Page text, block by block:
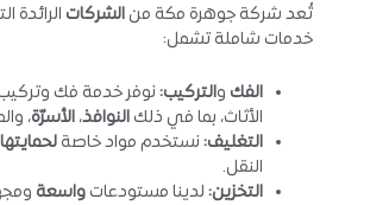
تُعد شركة جوهرة مكة من الشركات الرائدة
خدمات شاملة تشمل:
الفك والتركيب: نوفر خدمة فك
الأثاث، بما في ذلك النوافذ، الأسرّة،
التغليف: نستخدم مواد خاصة لحمايتها
النقل.
التخزين: لدينا مستودعات واسعة